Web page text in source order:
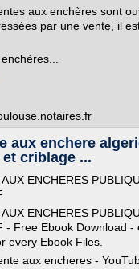
aux enchères sont
par une vente, il
aux enchere
criblage ...
ENCHERES
ENCHERES
- Free Ebook Download -
every Ebook Files.
aux encheres -